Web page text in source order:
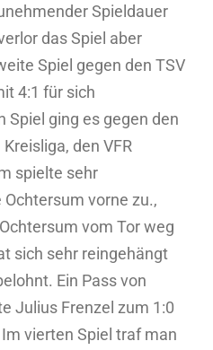
Spieldauer
das Spiel aber
Spiel gegen den TSV
4:1 für sich
ging es gegen den
den VFR
spielte sehr
vorne zu.,
vom Tor weg
sich sehr reingehängt
Ein Pass von
Julius Frenzel zum 1:0
vierten Spiel traf man